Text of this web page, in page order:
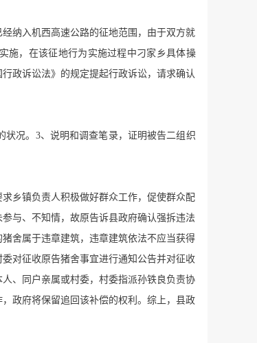
纳入机西高速公路的征地范围，由于双方就
施，在该征地行为实施过程中刁家乡具体操
政诉讼法》的规定提起行政诉讼，请求确认
况。3、说明和调查笔录，证明被告二组织
乡镇负责人积极做好群众工作，促使群众配
与、不知情，故原告诉县政府确认强拆违法
舍属于违章建筑，违章建筑依法不应当获得
对征收原告猪舍事宜进行通知公告并对征收
、同户亲属或村委，村委指派孙铁良负责协
政府将保留追回该补偿的权利。综上，县政